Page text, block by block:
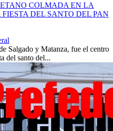
COLMADA EN LA
DEL SANTO DEL PAN
Salgado y Matanza, fue el centro
del santo del...